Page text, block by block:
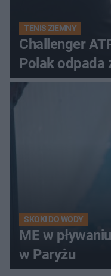
TENIS ZIEMNY
Challenger
Polak odpada
SKOKI DO WODY
ME w
w Paryżu